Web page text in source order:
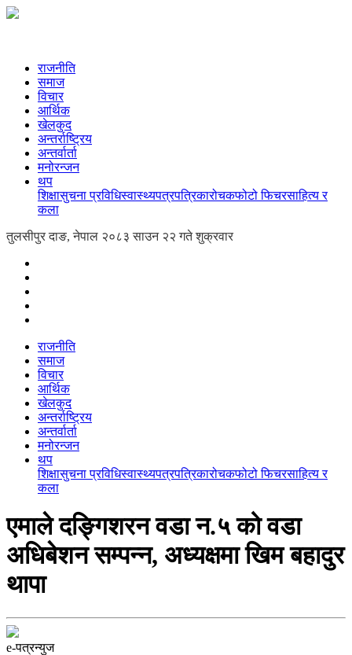
राजनीति
समाज
विचार
आर्थिक
खेलकुद
अन्तर्राष्ट्रिय
अन्तर्वार्ता
मनोरन्जन
थप
शिक्षासुचना प्रविधिस्वास्थ्यपत्रपत्रिकारोचकफोटो फिचरसाहित्य र
कला
तुलसीपुर दाङ, नेपाल २०८३ साउन २२ गते शुक्रवार
राजनीति
समाज
विचार
आर्थिक
खेलकुद
अन्तर्राष्ट्रिय
अन्तर्वार्ता
मनोरन्जन
थप
शिक्षासुचना प्रविधिस्वास्थ्यपत्रपत्रिकारोचकफोटो फिचरसाहित्य र
कला
एमाले दङ्गिशरन वडा न.५ को वडा
अधिबेशन सम्पन्न, अध्यक्षमा खिम बहादुर
थापा
e-पत्रन्युज